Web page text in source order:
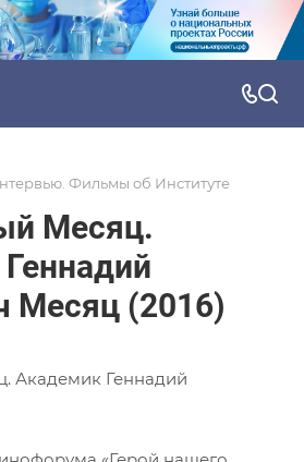
Фильмы об Институте
Месяц.
Месяц (2016)
Академик Геннадий